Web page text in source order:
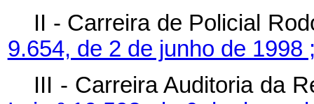
II - Carreira de Policial
9.654, de 2 de junho de 1998
III - Carreira Auditoria da